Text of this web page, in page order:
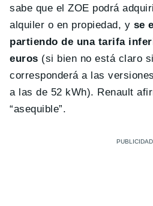
sabe que el ZOE podrá
alquiler o en propiedad, y se
partiendo de una tarifa
euros (si bien no está claro
corresponderá a las
a las de 52 kWh). Renault
“asequible”.